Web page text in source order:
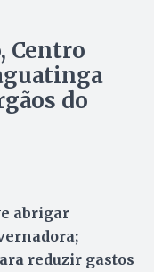
Centro
do
abrigar
reduzir gastos